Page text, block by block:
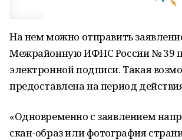
На нем можно отправить
Межрайонную ИФНС России № 39
электронной подписи. Такая
предоставлена на период
«Одновременно с заявлением
скан-образ или фотография